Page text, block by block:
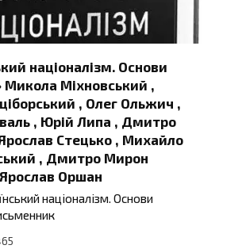
націоналізм. Основи
Микола Міхновський ,
, Олег Ольжич ,
, Юрій Липа , Дмитро
Стецько , Михайло
, Дмитро Мирон
Оршан
націоналізм. Основи